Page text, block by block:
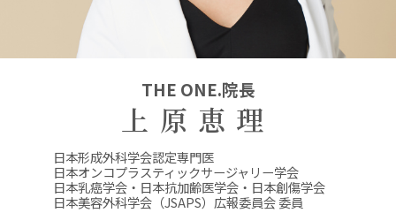
THE ONE.院長
上原恵理
日本形成外科学会認定専門医
日本オンコプラスティックサージャリー学会
日本乳癌学会・日本抗加齢医学会・日本創傷学会
日本美容外科学会（JSAPS）広報委員会 委員